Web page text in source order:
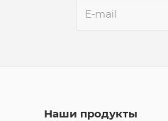
Наши продукты